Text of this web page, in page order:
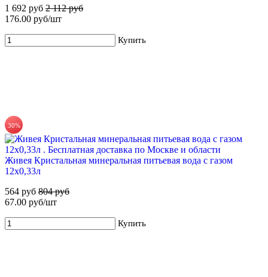
Для новых клиентов. Стартовый набор ХВАЛОВСКАЯ
Premium (2х19л)
499 руб1 110 руб
1 692 руб 2 112 руб
176.00 руб/шт
Купить
30%
Живея Кристальная минеральная питьевая вода с газом
12х0,33л
564 руб 804 руб
67.00 руб/шт
Купить